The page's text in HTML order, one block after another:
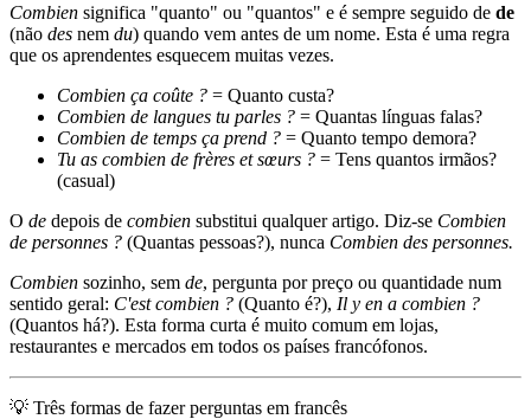
Combien significa "quanto" ou "quantos" e é sempre seguido de de
(não des nem du) quando vem antes de um nome. Esta é uma regra
que os aprendentes esquecem muitas vezes.
Combien ça coûte ? = Quanto custa?
Combien de langues tu parles ? = Quantas línguas falas?
Combien de temps ça prend ? = Quanto tempo demora?
Tu as combien de frères et sœurs ? = Tens quantos irmãos?
(casual)
O de depois de combien substitui qualquer artigo. Diz-se Combien
de personnes ? (Quantas pessoas?), nunca Combien des personnes.
Combien sozinho, sem de, pergunta por preço ou quantidade num
sentido geral: C'est combien ? (Quanto é?), Il y en a combien ?
(Quantos há?). Esta forma curta é muito comum em lojas,
restaurantes e mercados em todos os países francófonos.
💡 Três formas de fazer perguntas em francês